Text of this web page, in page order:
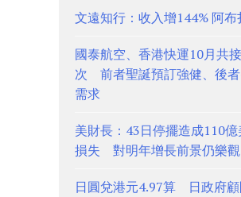
文遠知行：收入增144% 阿
國泰航空、香港快運10月共
次 前者聖誕預訂強健、後
需求
美財長：43日停擺造成110
損失 對明年增長前景仍樂觀
日圓兌港元4.97算 日政府